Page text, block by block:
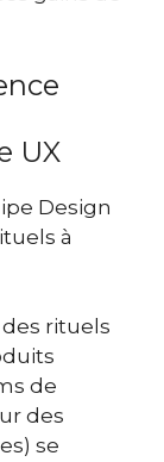
UX
Design
à
rituels
de
des
se